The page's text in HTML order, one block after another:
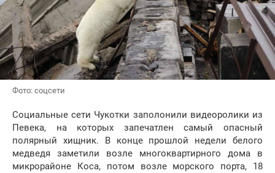
Фото: соцсети
Социальные сети Чукотки заполонили видеоролики из
Певека, на которых запечатлен самый опасный
полярный хищник. В конце прошлой недели белого
медведя заметили возле многоквартирного дома в
микрорайоне Коса, потом возле морского порта, 18